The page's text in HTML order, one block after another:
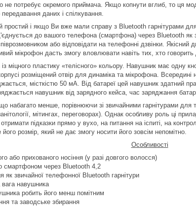
не потребує окремого приймача. Якщо копнути вглиб, то ця
даних і спілкування.
простий і якщо Ви вже мали справу з Bluetooth гарнітурами
до вашого телефона (смартфона) через Bluetooth як
або відповідати на телефонні дзвінки. Якісний
мікрофон дасть змогу вловлювати навіть тих, хто говорить
міцного пластику «телісного» кольору. Навушник має одну
розміщений отвір для динаміка та мікрофона.
місткістю 50 мА. Від батареї цей навушник здатний
навушник від зарядного кейса, час заряджання
набагато менше, порівнюючи зі звичайними гарнітурами
мітингах, переговорах). Однак особливу роль ці
підказки прямо у вухо, на питання на іспиті, на
розмір, який не дає змогу носити його зовсім непомітно.
Особливості
або прихованого носіння (у разі довгого волосся)
смартфоном через Bluetooth 4,2
як звичайної телефонної Bluetooth гарнітури
вага навушника
робить його менш помітним
та заводське збирання